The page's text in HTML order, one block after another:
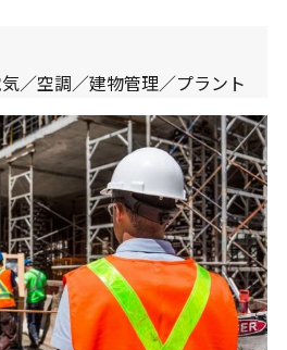
／空調／建物管理／プラント